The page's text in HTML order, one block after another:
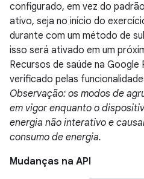
configurado, em vez do
ativo, seja no início do
durante com um método de
isso será ativado em um
Recursos de saúde na
verificado pelas
Observação: os modos de
em vigor enquanto o
energia não interativo e
consumo de energia.
Mudanças na API